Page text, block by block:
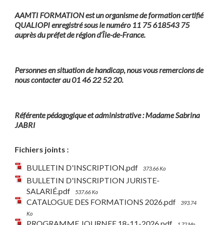
AAMTI FORMATION est un organisme de formation certifié
QUALIOPI enregistré sous le numéro 11 75 618543 75
auprès du préfet de région d’Île-de-France.
Personnes en situation de handicap, nous vous remercions de
nous contacter au 01 46 22 52 20.
Référente pédagogique et administrative : Madame Sabrina
JABRI
Fichiers joints :
BULLETIN D'INSCRIPTION.pdf
373.66 Ko
BULLETIN D'INSCRIPTION JURISTE-
SALARIÉ.pdf
537.66 Ko
CATALOGUE DES FORMATIONS 2026.pdf
393.74
Ko